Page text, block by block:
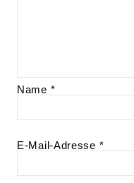
Name *
E-Mail-Adresse *